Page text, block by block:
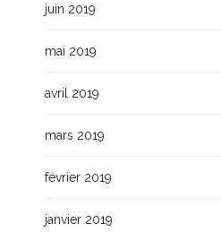
juin 2019
mai 2019
avril 2019
mars 2019
février 2019
janvier 2019